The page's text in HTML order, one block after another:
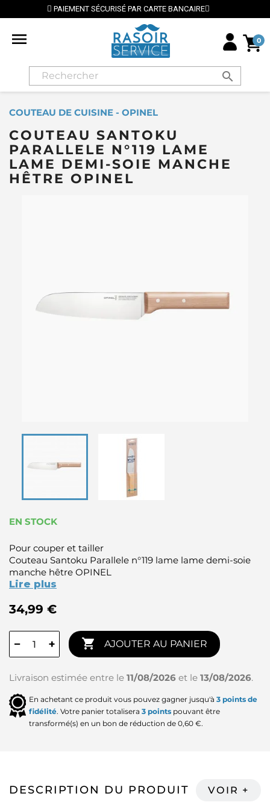
SÉCURISÉ PAR CARTE BANCAIRE ⭐ LIVRAISON
 0
search
COUTEAU DE CUISINE - OPINEL
COUTEAU SANTOKU
PARALLELE N°119 LAME
LAME DEMI-SOIE MANCHE
HÊTRE OPINEL
EN STOCK
Pour couper et tailler
Couteau Santoku Parallele n°119 lame lame demi-soie
manche hêtre OPINEL
Lire plus
34,99 €
− +  AJOUTER AU PANIER
Livraison estimée entre le 11/08/2026 et le 13/08/2026.
En achetant ce produit vous pouvez gagner jusqu'à 3 points de
fidélité. Votre panier totalisera 3 points pouvant être
transformé(s) en un bon de réduction de 0,60 €.
DESCRIPTION DU PRODUIT